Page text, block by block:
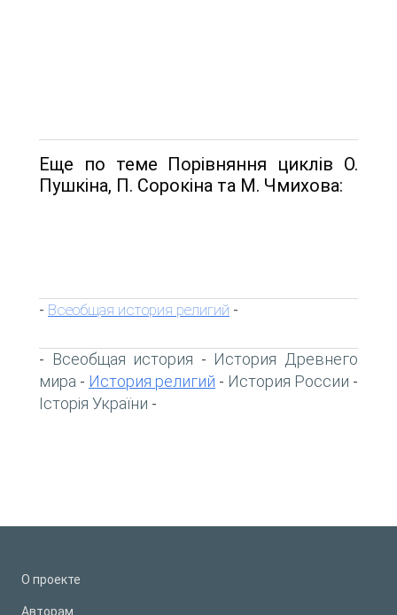
Еще по теме Порівняння циклів О.
Пушкіна, П. Сорокіна та М. Чмихова:
- Всеобщая история религий -
- Всеобщая история - История Древнего
мира - История религий - История России -
Історія України -
О проекте
Авторам